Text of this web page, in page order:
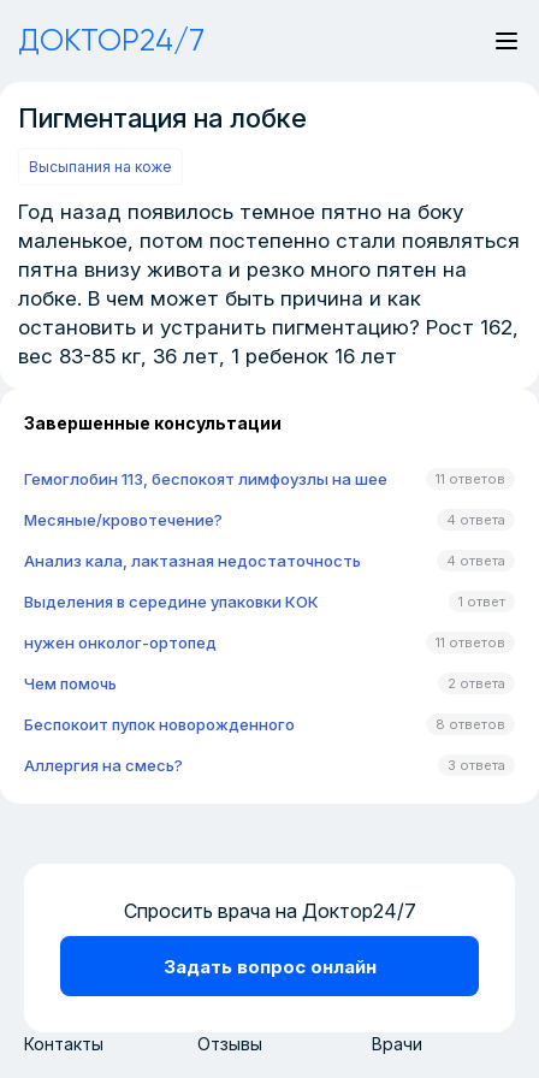
ДОКТОР24/7
Пигментация на лобке
Высыпания на коже
Год назад появилось темное пятно на боку
маленькое, потом постепенно стали появляться
пятна внизу живота и резко много пятен на
лобке. В чем может быть причина и как
остановить и устранить пигментацию? Рост 162,
вес 83-85 кг, 36 лет, 1 ребенок 16 лет
Завершенные консультации
Гемоглобин 113, беспокоят лимфоузлы на шее 11 ответов
Месяные/кровотечение? 4 ответа
Анализ кала, лактазная недостаточность 4 ответа
Выделения в середине упаковки КОК 1 ответ
нужен онколог-ортопед 11 ответов
Чем помочь 2 ответа
Беспокоит пупок новорожденного 8 ответов
Аллергия на смесь? 3 ответа
Контакты Отзывы Врачи
Спросить врача на Доктор24/7
Задать вопрос онлайн